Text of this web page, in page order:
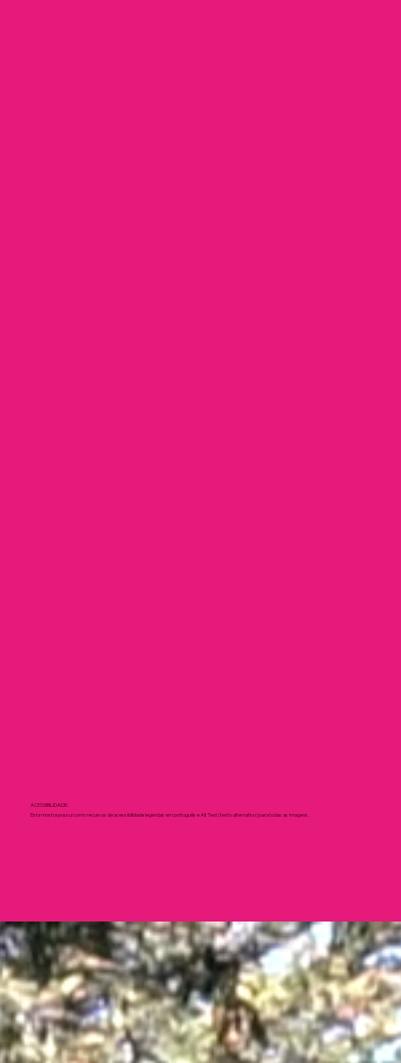
ACESSIBILIDADE:
Esta mostra possui como recursos de acessibilidade legendas em português e Alt Text (texto alternativo) para todas as imagens.